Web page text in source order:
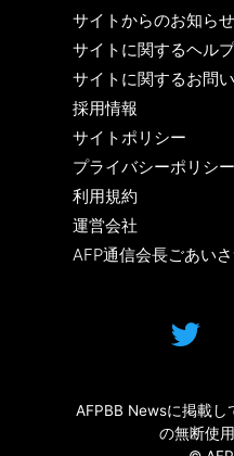
サイトからのお知らせ
サイトに関するヘル
サイトに関するお問
採用情報
サイトポリシー
プライバシーポリシー
利用規約
運営会社
AFP通信会長ごあい
AFPBB Newsに掲載
の無断使